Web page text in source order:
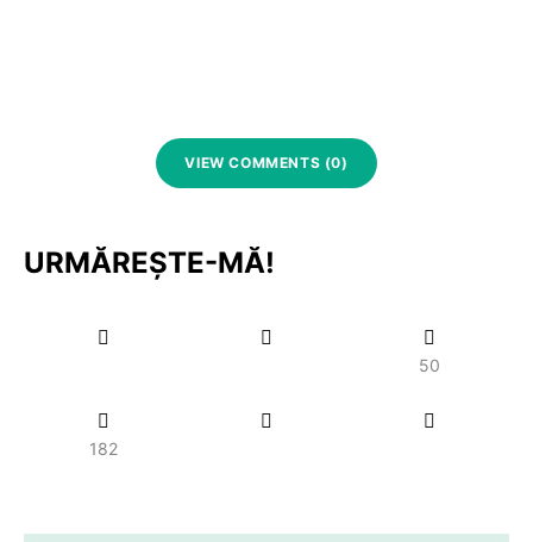
VIEW COMMENTS (0)
URMĂREȘTE-MĂ!
50
182